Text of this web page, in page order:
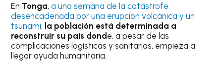
En Tonga,a una semana de la catástrofe
desencadenada por una erupción volcánica y un
tsunami, la población está determinada a
reconstruir su país donde, a pesar de las
complicaciones logísticas y sanitarias, empieza a
llegar ayuda humanitaria.